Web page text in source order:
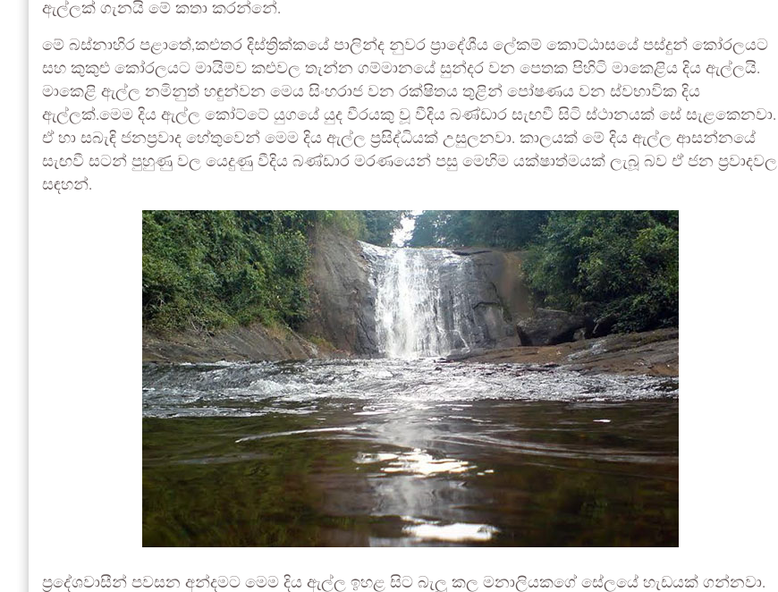
ඇල්ලක් ගැනයි මේ කතා කරන්නේ.
මේ බස්නාහිර පළාතේ,කළුතර දිස්ත්‍රික්කයේ පාලින්ද නුවර ප්‍රාදේශීය ලේකම් කොට්ඨාසයේ පස්දුන් කෝරලයට
සහ කුකුළු කෝරලයට මායිම්ව කළුවල තැන්න ගම්මානයේ සුන්දර වන පෙතක පිහිටි මාකෙළිය දිය ඇල්ලයි.
මාකෙළි ඇල්ල නමිනුත් හඳුන්වන මෙය සිංහරාජ වන රක්ෂිතය තුළින් පෝෂණය වන ස්වභාවික දිය
ඇල්ලක්.මෙම දිය ඇල්ල කෝට්ටේ යුගයේ යුද වීරයකු වූ වීදිය බණ්ඩාර සැඟවී සිටි ස්ථානයක් සේ සැළකෙනවා.
ඒ හා සබැඳි ජනප්‍රවාද හේතුවෙන් මෙම දිය ඇල්ල ප්‍රසිද්ධියක් උසුලනවා. කාලයක් මේ දිය ඇල්ල ආසන්නයේ
සැඟවී සටන් පුහුණු වල යෙදුණු වීදිය බණ්ඩාර මරණයෙන් පසු මෙහිම යක්ෂාත්මයක් ලැබූ බව ඒ ජන ප්‍රවාදවල
සඳහන්.
ප්‍රදේශවාසීන් පවසන අන්දමට මෙම දිය ඇල්ල ඉහළ සිට බැලූ කල මනාලියකගේ සේලයේ හැඩයක් ගන්නවා.